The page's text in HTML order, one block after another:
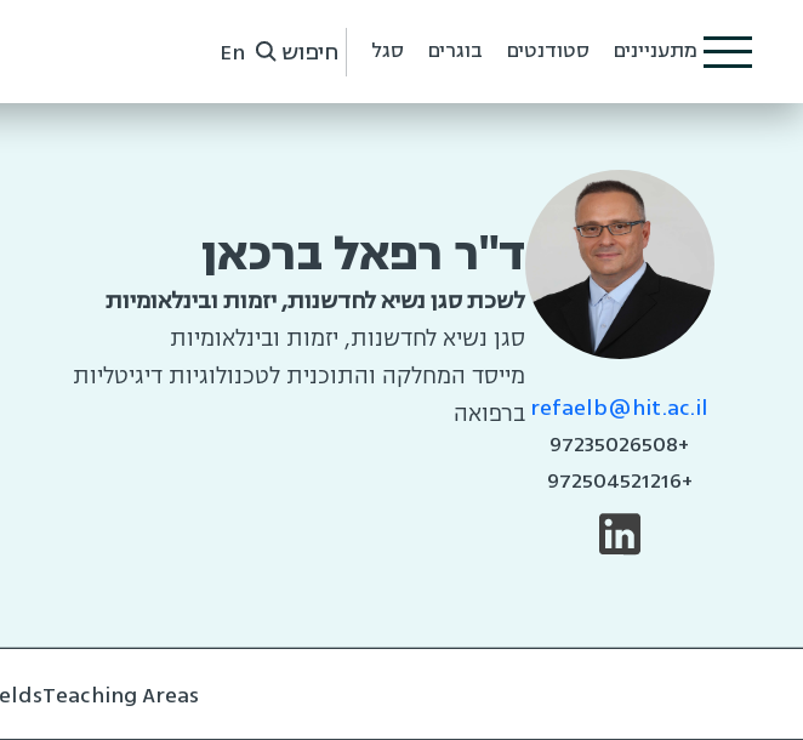
מתעניינים סטודנטים בוגרים סגל חיפוש En
refaelb@hit.ac.il
+97235026508
+972504521216
ד"ר רפאל ברכאן
לשכת סגן נשיא לחדשנות, יזמות ובינלאומיות
סגן נשיא לחדשנות, יזמות ובינלאומיות
מייסד המחלקה והתוכנית לטכנולוגיות דיגיטליות
ברפואה
Teaching Areas